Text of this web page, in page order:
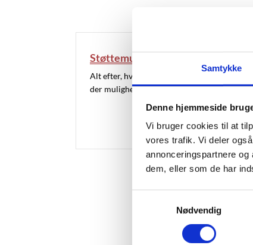
Samtykke
Denne hjemmeside
Vi bruger cookies til at
vores trafik. Vi deler
annonceringspartnere
dem, eller som de har
Nødvendig
Støttemuligheder og hjælpemidler
Alt efter, hvilken funktionsnedsættelse du
der mulighed for forskellige former for